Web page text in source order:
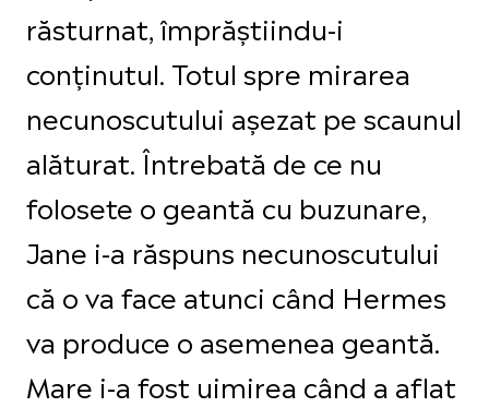
răsturnat, împrăștiindu-i
conținutul. Totul spre mirarea
necunoscutului așezat pe scaunul
alăturat. Întrebată de ce nu
folosete o geantă cu buzunare,
Jane i-a răspuns necunoscutului
că o va face atunci când Hermes
va produce o asemenea geantă.
Mare i-a fost uimirea când a aflat